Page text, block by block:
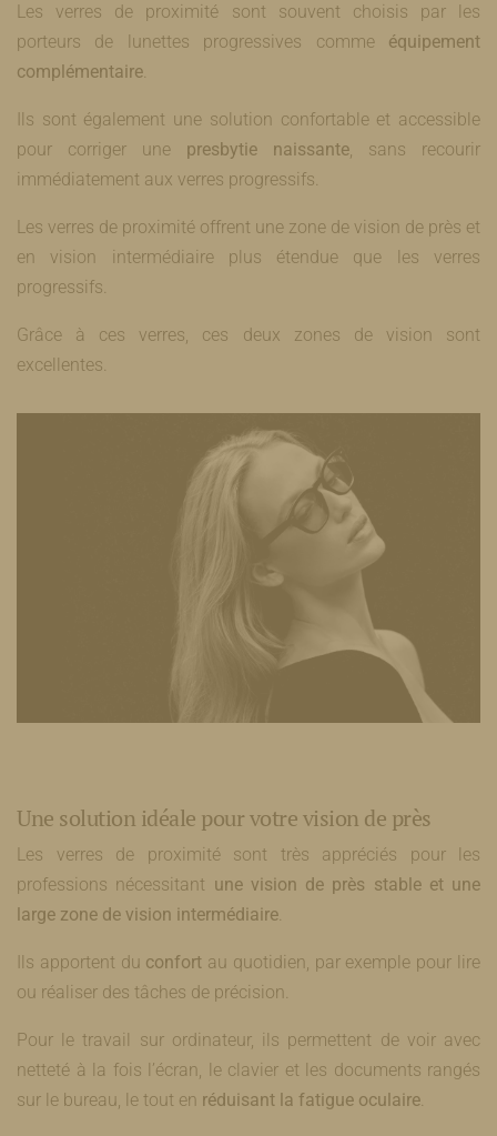
Les verres de proximité sont souvent choisis par les
porteurs de lunettes progressives comme équipement
complémentaire.
Ils sont également une solution confortable et accessible
pour corriger une presbytie naissante, sans recourir
immédiatement aux verres progressifs.
Les verres de proximité offrent une zone de vision de près et
en vision intermédiaire plus étendue que les verres
progressifs.
Grâce à ces verres, ces deux zones de vision sont
excellentes.
Une solution idéale pour votre vision de près
Les verres de proximité sont très appréciés pour les
professions nécessitant une vision de près stable et une
large zone de vision intermédiaire
Ils apportent du confort au quotidien, par exemple pour lire
ou réaliser des tâches de précision.
Pour le travail sur ordinateur, ils permettent de voir avec
netteté à la fois l’écran, le clavier et les documents rangés
sur le bureau, le tout en réduisant la fatigue oculaire